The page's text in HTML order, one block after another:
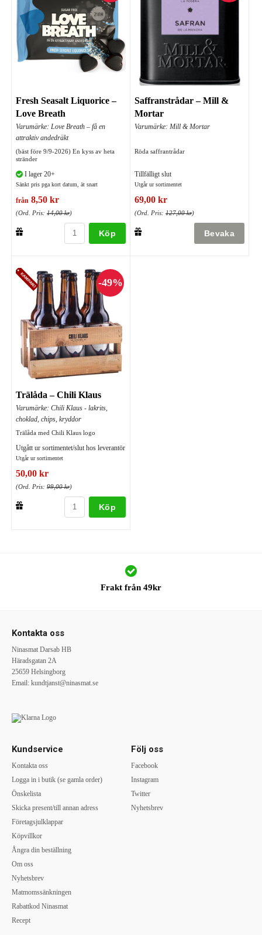
Fresh Seasalt Liquorice –
Love Breath
Varumärke: Love Breath – få en
attraktiv andedräkt
(bäst före 9/9-2026) En kyss av heta
stränder
I lager 20+
Sänkt pris pga kort datum, ät snart
från 8,50 kr
(Ord. Pris: 14,00 kr)
Köp
Saffranstrådar – Mill &
Mortar
Varumärke: Mill & Mortar
Röda saffrantrådar
Tillfälligt slut
Utgår ur sortimentet
69,00 kr
(Ord. Pris: 127,00 kr)
Trälåda – Chili Klaus
Varumärke: Chili Klaus - lakrits,
choklad, chips, kryddor
Trälåda med Chili Klaus logo
Utgått ur sortimentet/slut hos leverantör
Utgår ur sortimentet
50,00 kr
(Ord. Pris: 99,00 kr)
Köp
Frakt från 49kr
Kontakta oss
Ninasmat Darsab HB
Häradsgatan 2A
25659 Helsingborg
Email: kundtjanst@ninasmat.se
Kundservice
Kontakta oss
Logga in i butik (se gamla order)
Önskelista
Skicka present/till annan adress
Företagsjulklappar
Köpvillkor
Ångra din beställning
Om oss
Nyhetsbrev
Matmomssänkningen
Rabattkod Ninasmat
Recept
Följ oss
Facebook
Instagram
Twitter
Nyhetsbrev